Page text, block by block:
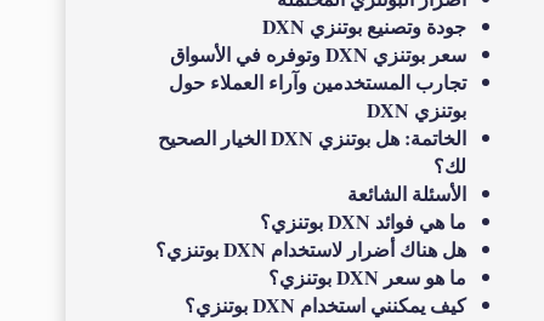
جودة وتصنيع بوتنزي DXN
سعر بوتنزي DXN وتوفره في الأسواق
تجارب المستخدمين وآراء العملاء حول
بوتنزي DXN
الخاتمة: هل بوتنزي DXN الخيار الصحيح
لك؟
الأسئلة الشائعة
ما هي فوائد DXN بوتنزي؟
هل هناك أضرار لاستخدام DXN بوتنزي؟
ما هو سعر DXN بوتنزي؟
كيف يمكنني استخدام DXN بوتنزي؟